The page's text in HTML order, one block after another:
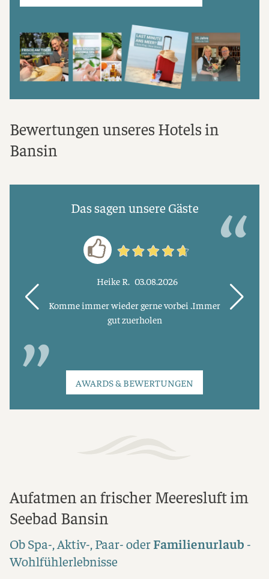
Bewertungen unseres Hotels in
Bansin
Das sagen unsere Gäste
Heike R. 03.08.2026
Komme immer wieder gerne vorbei .Immer
gut zuerholen
AWARDS & BEWERTUNGEN
Aufatmen an frischer Meeresluft im
Seebad Bansin
Ob Spa-, Aktiv-, Paar- oderFamilienurlaub -
Wohlfühlerlebnisse